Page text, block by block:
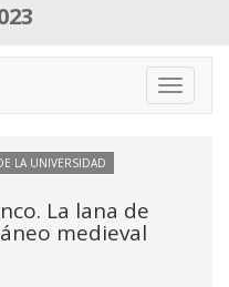
Toggle
LA UNIVERSIDAD
La lana de
medieval